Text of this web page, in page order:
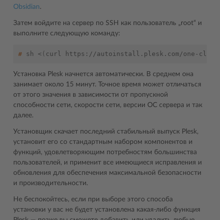
Obsidian.
Затем войдите на сервер по SSH как пользователь „root“ и
выполните следующую команду:
# sh < ( curl https://autoinstall.plesk.com/one-
Установка Plesk начнется автоматически. В среднем она
занимает около 15 минут. Точное время может отличаться
от этого значения в зависимости от пропускной
способности сети, скорости сети, версии ОС сервера и так
далее.
Установщик скачает последний стабильный выпуск Plesk,
установит его со стандартным набором компонентов и
функций, удовлетворяющим потребностям большинства
пользователей, и применит все имеющиеся исправления и
обновления для обеспечения максимальной безопасности
и производительности.
Не беспокойтесь, если при выборе этого способа
установки у вас не будет установлена какая-либо функция